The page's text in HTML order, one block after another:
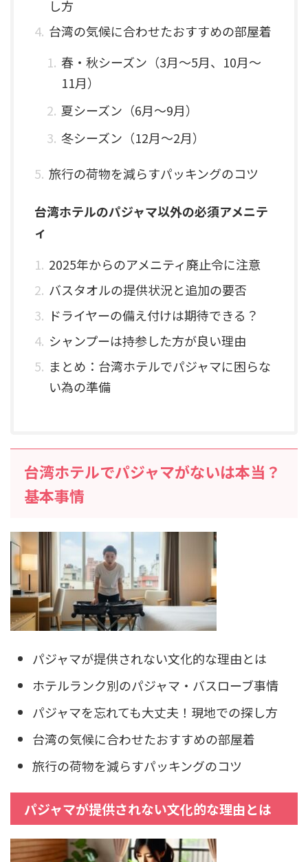
し方
台湾の気候に合わせたおすすめの部屋着
春・秋シーズン（3月～5月、10月～
11月）
夏シーズン（6月～9月）
冬シーズン（12月～2月）
旅行の荷物を減らすパッキングのコツ
台湾ホテルのパジャマ以外の必須アメニテ
ィ
2025年からのアメニティ廃止令に注意
バスタオルの提供状況と追加の要否
ドライヤーの備え付けは期待できる？
シャンプーは持参した方が良い理由
まとめ：台湾ホテルでパジャマに困らな
い為の準備
台湾ホテルでパジャマがないは本当？
基本事情
パジャマが提供されない文化的な理由とは
ホテルランク別のパジャマ・バスローブ事情
パジャマを忘れても大丈夫！現地での探し方
台湾の気候に合わせたおすすめの部屋着
旅行の荷物を減らすパッキングのコツ
パジャマが提供されない文化的な理由とは